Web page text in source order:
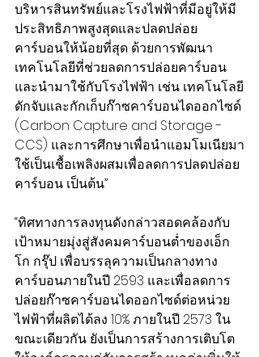
บริหารสินทรัพย์และโรงไฟฟ้าที่มีอยู่ให้มี
ประสิทธิภาพสูงสุดและปลดปล่อย
คาร์บอนให้น้อยที่สุด ด้วยการพัฒนา
เทคโนโลยีที่ช่วยลดการปล่อยคาร์บอน
และนำมาใช้กับโรงไฟฟ้า เช่น เทคโนโลยี
ดักจับและกักเก็บก๊าซคาร์บอนไดออกไซด์
(Carbon Capture and Storage -
CCS) และการศึกษาเพื่อนำแอมโมเนียมา
ใช้เป็นเชื้อเพลิงผสมเพื่อลดการปลดปล่อย
คาร์บอน เป็นต้น”
“ทิศทางการลงทุนดังกล่าวสอดคล้องกับ
เป้าหมายมุ่งสู่สังคมคาร์บอนต่ำของเอ็ก
โก กรุ๊ป เพื่อบรรลุความเป็นกลางทาง
คาร์บอนภายในปี 2593 และเพื่อลดการ
ปล่อยก๊าซคาร์บอนไดออกไซด์ต่อหน่วย
ไฟฟ้าที่ผลิตได้ลง 10% ภายในปี 2573 ใน
ขณะเดียวกัน ยังเป็นการสร้างการเติบโต